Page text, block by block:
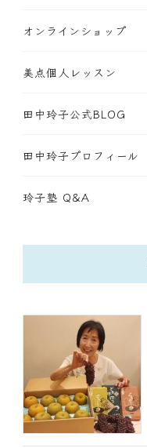
オンラインショップ
美点個人レッスン
田中玲子公式BLOG
田中玲子プロフィール
玲子塾 Q&A